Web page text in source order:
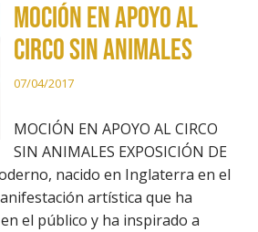
MOCIÓN EN APOYO AL
CIRCO SIN ANIMALES
07/04/2017
MOCIÓN EN APOYO AL CIRCO
SIN ANIMALES EXPOSICIÓN DE
nacido en Inglaterra en el
artística que ha
el público y ha inspirado a